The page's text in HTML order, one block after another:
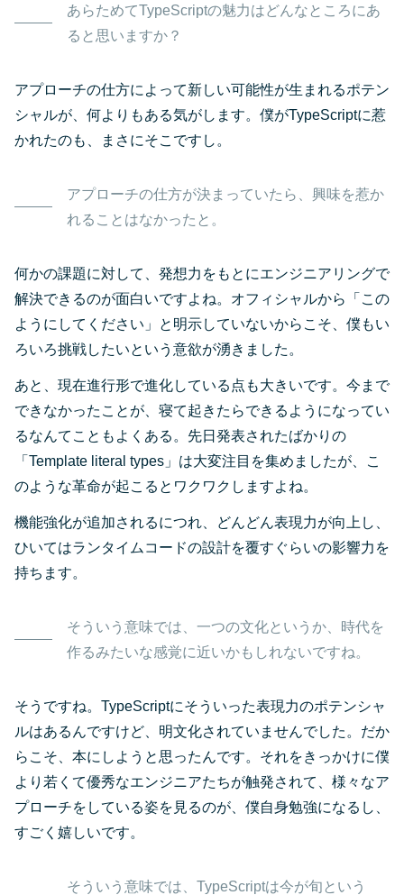
あらためてTypeScriptの魅力はどんなところにあ
ると思いますか？
アプローチの仕方によって新しい可能性が生まれるポテン
シャルが、何よりもある気がします。僕がTypeScriptに惹
かれたのも、まさにそこですし。
アプローチの仕方が決まっていたら、興味を惹か
れることはなかったと。
何かの課題に対して、発想力をもとにエンジニアリングで
解決できるのが面白いですよね。オフィシャルから「この
ようにしてください」と明示していないからこそ、僕もい
ろいろ挑戦したいという意欲が湧きました。
あと、現在進行形で進化している点も大きいです。今まで
できなかったことが、寝て起きたらできるようになってい
るなんてこともよくある。先日発表されたばかりの
「Template literal types」は大変注目を集めましたが、こ
のような革命が起こるとワクワクしますよね。
機能強化が追加されるにつれ、どんどん表現力が向上し、
ひいてはランタイムコードの設計を覆すぐらいの影響力を
持ちます。
そういう意味では、一つの文化というか、時代を
作るみたいな感覚に近いかもしれないですね。
そうですね。TypeScriptにそういった表現力のポテンシャ
ルはあるんですけど、明文化されていませんでした。だか
らこそ、本にしようと思ったんです。それをきっかけに僕
より若くて優秀なエンジニアたちが触発されて、様々なア
プローチをしている姿を見るのが、僕自身勉強になるし、
すごく嬉しいです。
そういう意味では、TypeScriptは今が旬という